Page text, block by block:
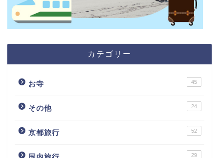
カテゴリー
お寺 45
その他 24
京都旅行 52
29